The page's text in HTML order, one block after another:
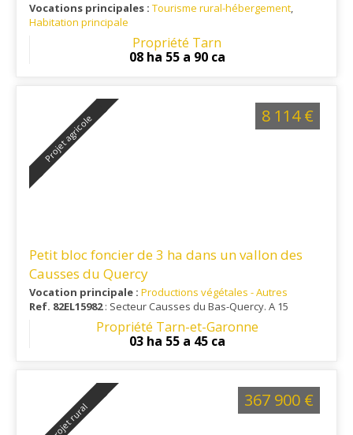
Vocations principales : Tourisme rural-hébergement,
Habitation principale
: Situé à 20 min de Gaillac, à 30 min de
Montauban, 40 min d'Albi, 1h de Toulouse et l'aéroport
Propriété Tarn
08 ha 55 a 90 ca
Projet agricole
Petit bloc foncier de 3 ha dans un vallon des
Causses du Quercy
Vocation principale : Productions végétales - Autres
Ref. 82EL15982: Secteur Causses du Bas-Quercy. A 15
minutes environ de Caylus.Propriété Tarn-et-Garonne
03 ha 55 a 45 ca
8 114 €
Projet rural
367 900 €